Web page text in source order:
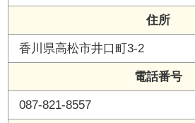
住所
香川県高松市井口町3-2
電話番号
087-821-8557